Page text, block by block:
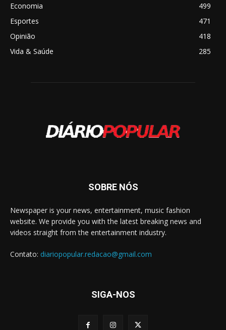
Economia
499
Esportes
471
Opinião
418
Vida & Saúde
285
SOBRE NÓS
Newspaper is your news, entertainment, music fashion
website. We provide you with the latest breaking news and
videos straight from the entertainment industry.
Contato: diariopopular.redacao@gmail.com
SIGA-NOS